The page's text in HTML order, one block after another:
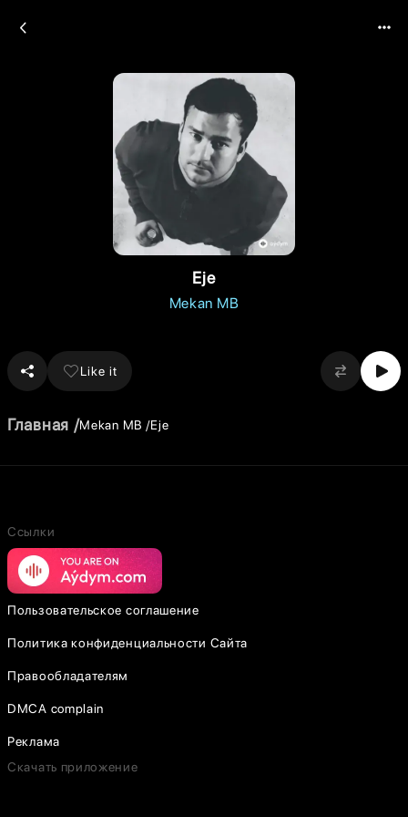
Eje
Mekan MB
Like it
Главная Mekan MB Eje
Ссылки
Пользовательское соглашение
Политика конфиденциальности Сайта
Правообладателям
DMCA complain
Реклама
Скачать приложение